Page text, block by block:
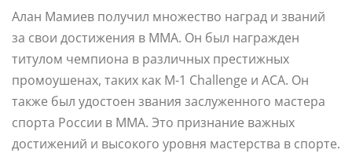
Алан Мамиев получил множество наград и званий
за свои достижения в MMA. Он был награжден
титулом чемпиона в различных престижных
промоушенах, таких как M-1 Challenge и ACA. Он
также был удостоен звания заслуженного мастера
спорта России в ММА. Это признание важных
достижений и высокого уровня мастерства в спорте.